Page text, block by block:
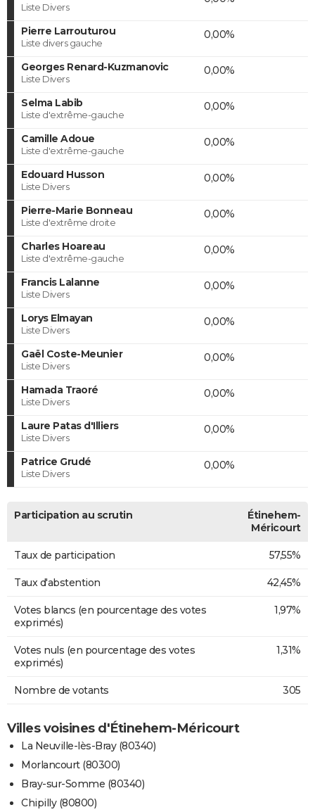
Liste Divers
Pierre Larrouturou
Liste divers gauche
0,00%
Georges Renard-Kuzmanovic
Liste Divers
0,00%
Selma Labib
Liste d'extrême-gauche
0,00%
Camille Adoue
Liste d'extrême-gauche
0,00%
Edouard Husson
Liste Divers
0,00%
Pierre-Marie Bonneau
Liste d'extrême droite
0,00%
Charles Hoareau
Liste d'extrême-gauche
0,00%
Francis Lalanne
Liste Divers
0,00%
Lorys Elmayan
Liste Divers
0,00%
Gaël Coste-Meunier
Liste Divers
0,00%
Hamada Traoré
Liste Divers
0,00%
Laure Patas d'Illiers
Liste Divers
0,00%
Patrice Grudé
Liste Divers
0,00%
Participation au scrutin
Étinehem-
Méricourt
Taux de participation 57,55%
Taux d'abstention 42,45%
Votes blancs (en pourcentage des votes
exprimés)
1,97%
Votes nuls (en pourcentage des votes
exprimés)
1,31%
Nombre de votants 305
Villes voisines d'Étinehem-Méricourt
La Neuville-lès-Bray (80340)
Morlancourt (80300)
Bray-sur-Somme (80340)
Chipilly (80800)